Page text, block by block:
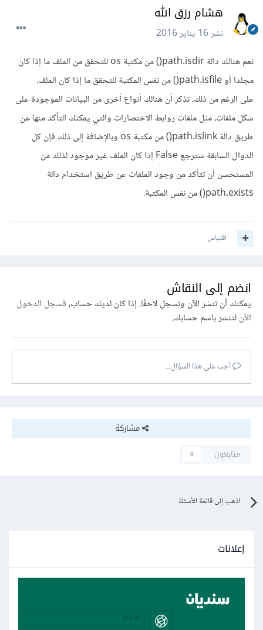
هشام رزق الله
نشر16 يناير 2016
نعم هنالك دالة path.isdir() من مكتبة os للتحقق من الملف ما إذا كان
مجلدا أو path.isfile() من نفس المكتبة للتحقق ما إذا كان الملف.
على الرغم من ذلك، تذكر أن هنالك أنواع أخرى من البيانات الموجودة على
شكل ملفات، مثل ملفات روابط الاختصارات والتي يمكنك التأكد منها عن
طريق دالة path.islink() من مكتبة os وبالإضافة إلى ذلك فإن كل
الدوال السابقة سترجع False إذا كان الملف غير موجود لذلك من
المستحسن أن تتأكد من وجود الملفات عن طريق استخدام دالة
path.exists() من نفس المكتبة.
اقتباس
انضم إلى النقاش
يمكنك أن تنشر الآن وتسجل لاحقًا. إذا كان لديك حساب،فسجل الدخول
الآنلتنشر باسم حسابك.
أجب على هذا السؤال...
مشاركة
متابعون
0
اذهب إلى قائمة الأسئلة
إعلانات